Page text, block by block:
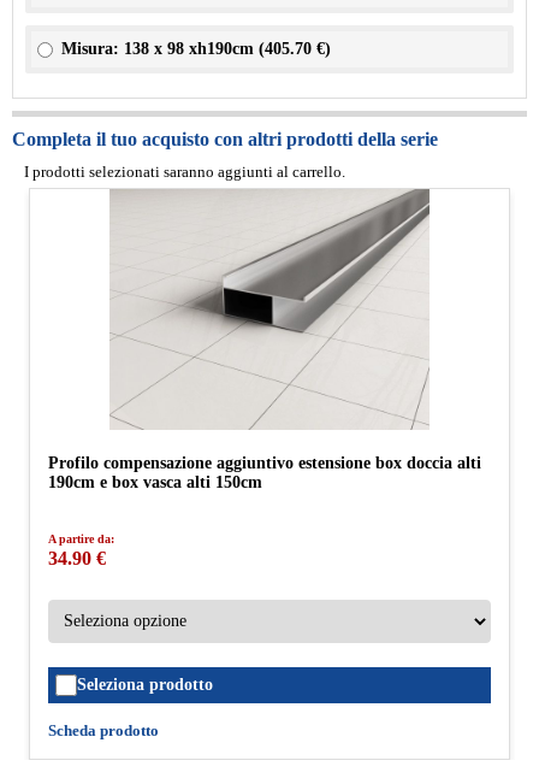
Misura: 138 x 98 xh190cm (405.70 €)
Completa il tuo acquisto con altri prodotti della serie
I prodotti selezionati saranno aggiunti al carrello.
Profilo compensazione aggiuntivo estensione box doccia alti
190cm e box vasca alti 150cm
A partire da:
34.90 €
Seleziona prodotto
Scheda prodotto